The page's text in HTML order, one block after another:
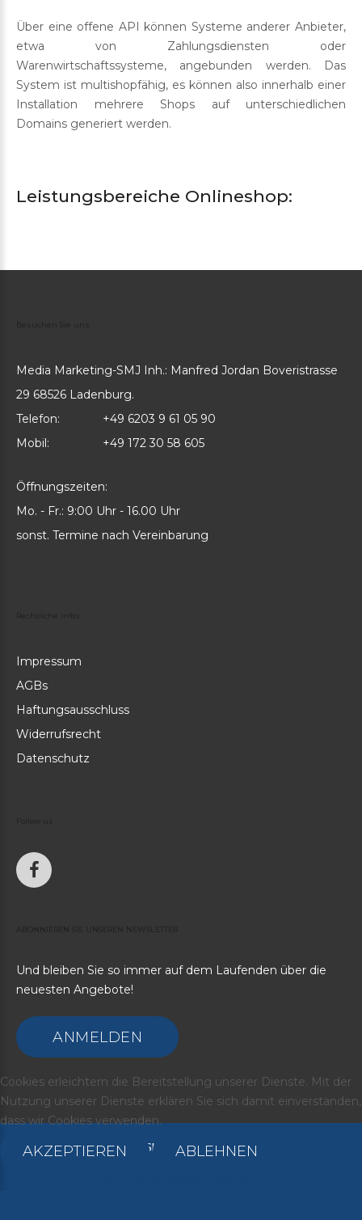
Über eine offene API können Systeme anderer Anbieter,
etwa von Zahlungsdiensten oder
Warenwirtschaftssysteme, angebunden werden. Das
System ist multishopfähig, es können also innerhalb einer
Installation mehrere Shops auf unterschiedlichen
Domains generiert werden.
Leistungsbereiche Onlineshop:
Media Marketing-SMJ Inh.: Manfred Jordan Boveristrasse
29 68526 Ladenburg.
Telefon:
+49 6203 9 61 05 90
Mobil:
+49 172 30 58 605
Öffnungszeiten:
Mo. - Fr.: 9:00 Uhr - 16.00 Uhr
sonst. Termine nach Vereinbarung
Impressum
AGBs
Haftungsausschluss
Widerrufsrecht
Datenschutz
Und bleiben Sie so immer auf dem Laufenden über die
neuesten Angebote!
ANMELDEN
©2026 Media Marketing-SMJ
Cookies erleichtern die Bereitstellung unserer Dienste. Mit der
Nutzung unserer Dienste erklären Sie sich damit einverstanden,
dass wir Cookies verwenden.
AKZEPTIEREN ABLEHNEN